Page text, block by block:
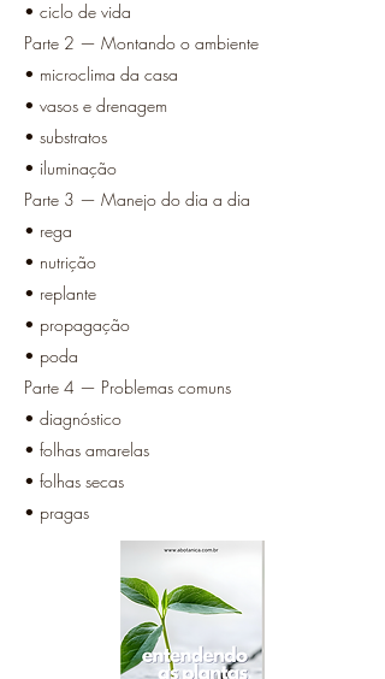
• ciclo de vida
Parte 2 — Montando o ambiente
• microclima da casa
• vasos e drenagem
• substratos
• iluminação
Parte 3 — Manejo do dia a dia
• rega
• nutrição
• replante
• propagação
• poda
Parte 4 — Problemas comuns
• diagnóstico
• folhas amarelas
• folhas secas
• pragas